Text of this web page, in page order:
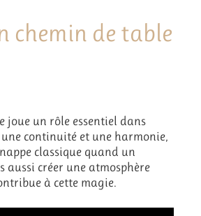
chemin de table
joue un rôle essentiel dans
une continuité et une harmonie,
classique quand un
aussi créer une atmosphère
à cette magie.